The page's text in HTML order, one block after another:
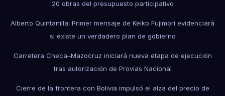
20 obras del presupuesto participativo
Alberto Quintanilla: Primer mensaje de Keiko Fujimori evidenciará
si existe un verdadero plan de gobierno
Carretera Checa–Mazocruz iniciará nueva etapa de ejecución
tras autorización de Provías Nacional
Cierre de la frontera con Bolivia impulsó el alza del precio de